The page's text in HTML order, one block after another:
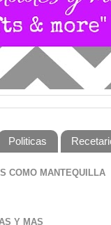
Politicas
COMO MANTEQUILLA
Y MAS